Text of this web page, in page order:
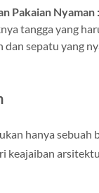
Pakaian Nyaman :
tangga yang
dan sepatu yang
hanya sebuah
keajaiban